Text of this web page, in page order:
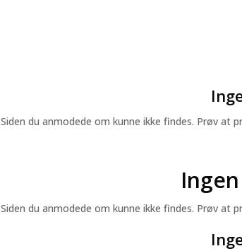
Siden du anmodede om kunne ikke findes. Prøv
Siden du anmodede om kunne ikke findes. Prøv